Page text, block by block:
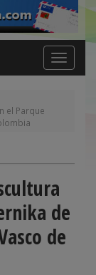
Toggle
navigation
el Parque
de
de